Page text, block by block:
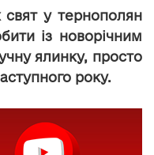
свят у тернополян
із новорічним
ялинку, просто
року.